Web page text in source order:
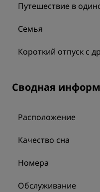
Путешествие в
Семья
Короткий отпуск с
Сводная
Расположение
Качество сна
Номера
Обслуживание